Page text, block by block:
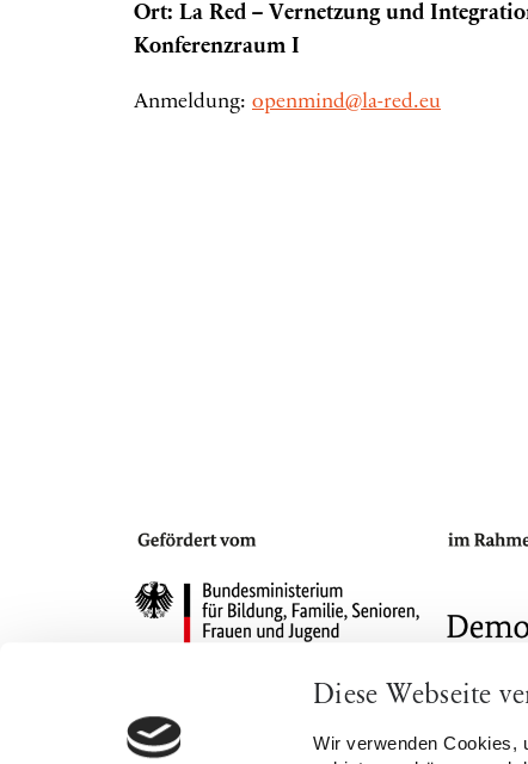
Diese Webseite
Wir verwenden Cookies,
Ort: La Red – Vernetzung und
Konferenzraum I
Anmeldung: openmind@la-red.eu
Impressum Datenschutz Cookie-